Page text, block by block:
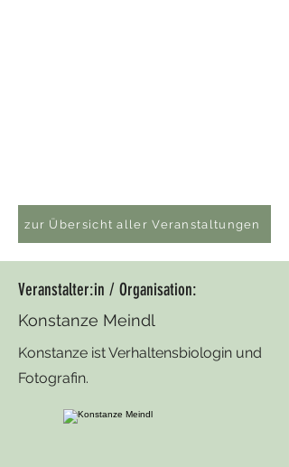
zur Übersicht aller Veranstaltungen
Veranstalter:in / Organisation:
Konstanze Meindl
Konstanze ist Verhaltensbiologin und
Fotografin.